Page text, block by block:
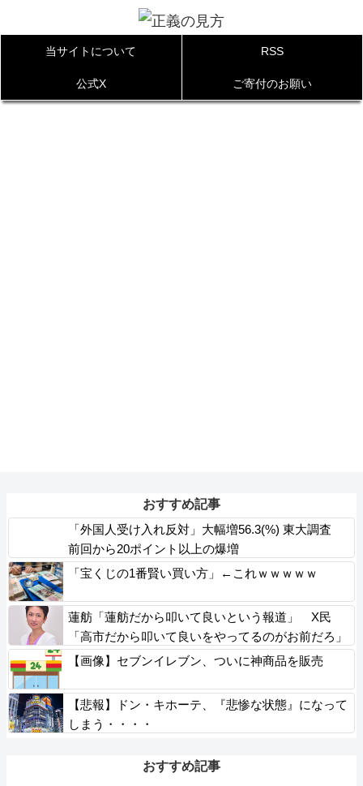
当サイトについて RSS
公式X ご寄付のお願い
おすすめ記事
「外国人受け入れ反対」大幅増56.3(%) 東大調査
前回から20ポイント以上の爆増
「宝くじの1番賢い買い方」←これｗｗｗｗｗ
蓮舫「蓮舫だから叩いて良いという報道」 X民
「高市だから叩いて良いをやってるのがお前だろ」
【画像】セブンイレブン、ついに神商品を販売
【悲報】ドン・キホーテ、『悲惨な状態』になって
しまう・・・・
おすすめ記事